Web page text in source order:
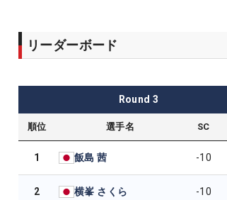
リーダーボード
Round 3
順位 選手名 SC
1 飯島 茜 -10
2 横峯 さくら -10